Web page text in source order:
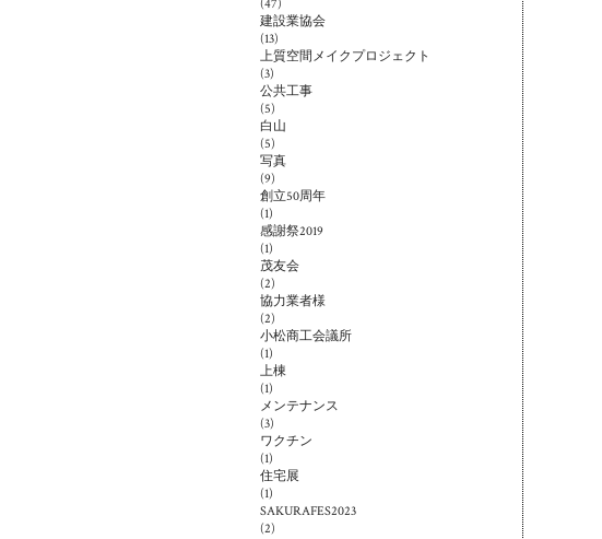
(47)
建設業協会
(13)
上質空間メイクプロジェクト
(3)
公共工事
(5)
白山
(5)
写真
(9)
創立50周年
(1)
感謝祭2019
(1)
茂友会
(2)
協力業者様
(2)
小松商工会議所
(1)
上棟
(1)
メンテナンス
(3)
ワクチン
(1)
住宅展
(1)
SAKURAFES2023
(2)